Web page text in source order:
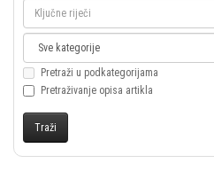
Pretraži u podkategorijama
Pretraživanje opisa artikla